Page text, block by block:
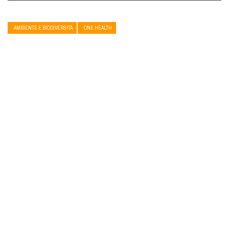
AMBIENTE E BIODIVERSITÀ ONE HEALTH